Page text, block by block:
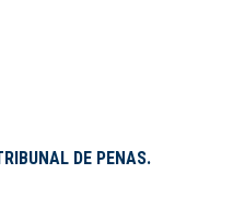
DE PENAS.